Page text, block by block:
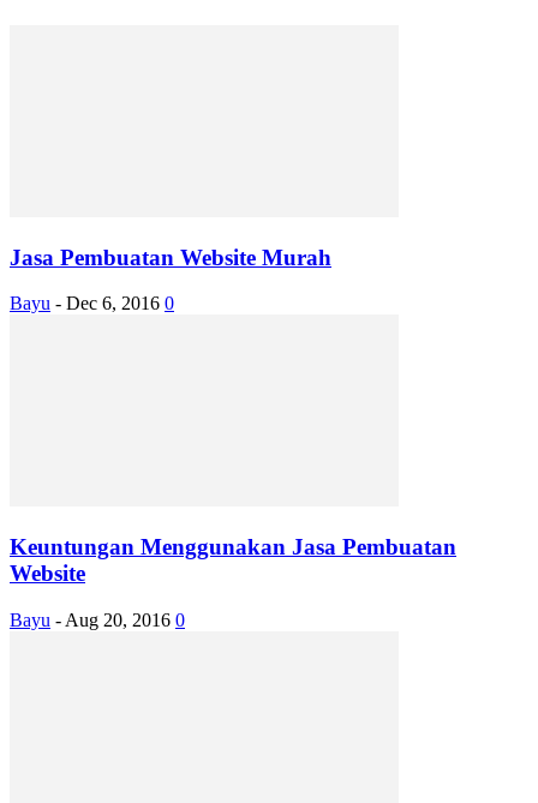
Jasa Pembuatan Website Murah
Bayu - Dec 6, 2016 0
Keuntungan Menggunakan Jasa Pembuatan
Website
Bayu - Aug 20, 2016 0